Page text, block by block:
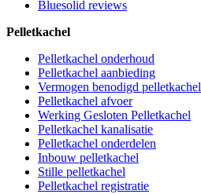
Bluesolid reviews
Pelletkachel
Pelletkachel onderhoud
Pelletkachel aanbieding
Vermogen benodigd pelletkachel
Pelletkachel afvoer
Werking Gesloten Pelletkachel
Pelletkachel kanalisatie
Pelletkachel onderdelen
Inbouw pelletkachel
Stille pelletkachel
Pelletkachel registratie